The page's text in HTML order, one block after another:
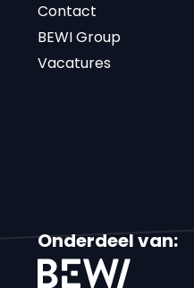
Contact
BEWI Group
Vacatures
Onderdeel van: